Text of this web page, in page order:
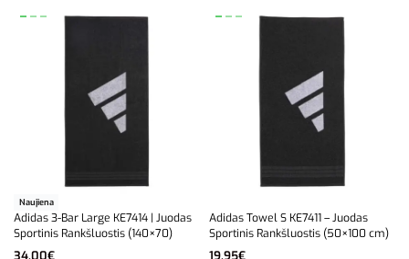
Naujiena
Adidas 3-Bar Large KE7414 | Juodas
Sportinis Rankšluostis (140×70)
Adidas Towel S KE7411 – Juodas
Sportinis Rankšluostis (50×100 cm)